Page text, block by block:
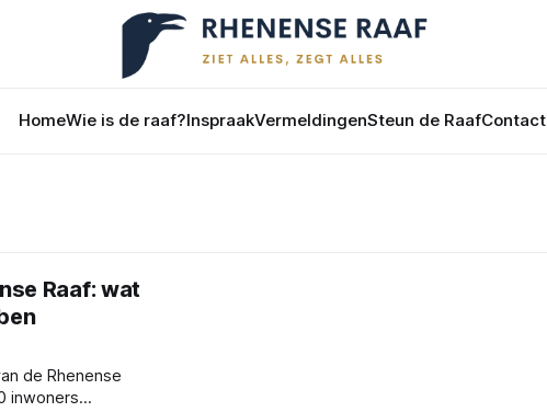
HomeWie is de raaf?InspraakVermeldingenSteun de RaafContact
Raaf: wat
de Rhenense
inwoners